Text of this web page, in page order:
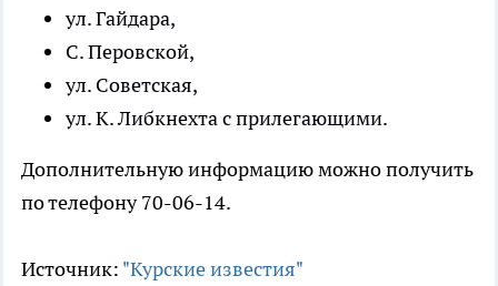
ул. Гайдара,
С. Перовской,
ул. Советская,
ул. К. Либкнехта с прилегающими.
Дополнительную информацию можно получить
по телефону 70-06-14.
Источник: "Курские известия"